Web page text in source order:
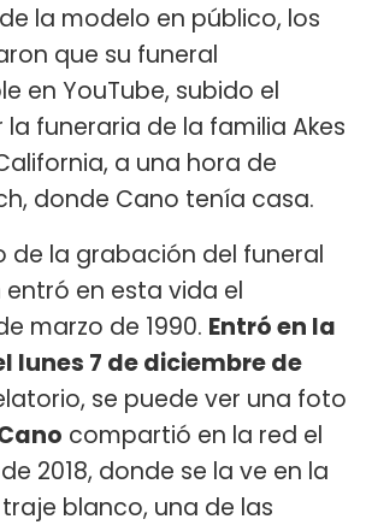
la modelo en público, los
que su funeral
en YouTube, subido el
funeraria de la familia Akes
a una hora de
donde Cano tenía casa.
de la grabación del funeral
entró en esta vida el
marzo de 1990. Entró en la
lunes 7 de diciembre de
se puede ver una foto
compartió en la red el
2018, donde se la ve en la
blanco, una de las